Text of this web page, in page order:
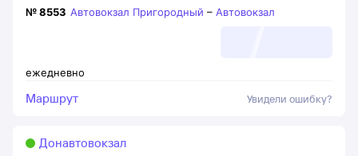
ежедневно
№8553 Автовокзал Пригородный – Автовокзал
Маршрут Увидели ошибку?
Донавтовокзал